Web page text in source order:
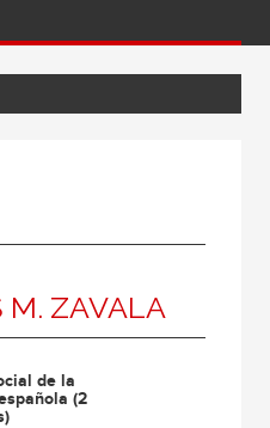
M. ZAVALA
de la
(2